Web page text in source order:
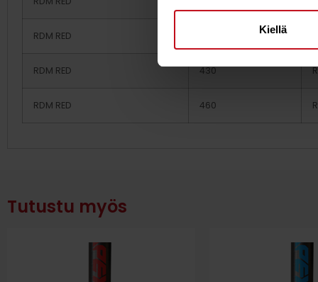
Kiellä
RDM RED
RDM RED 430
RDM RED 460
Tutustu myös